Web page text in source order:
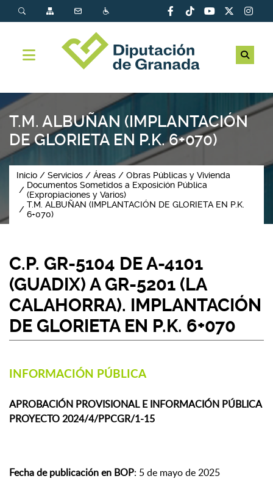
T.M. ALBUÑAN (IMPLANTACIÓN
DE GLORIETA EN P.K. 6+070)
Inicio Servicios Áreas
Obras Públicas y Vivienda
Documentos Sometidos a Exposición Pública
(Expropiaciones y Varios)
T.M. ALBUÑAN (IMPLANTACIÓN DE GLORIETA EN P.K.
6+070)
C.P. GR-5104 DE A-4101
(GUADIX) A GR-5201 (LA
CALAHORRA). IMPLANTACIÓN
DE GLORIETA EN P.K. 6+070
INFORMACIÓN PÚBLICA
APROBACIÓN PROVISIONAL E INFORMACIÓN PÚBLICA
PROYECTO 2024/4/PPCGR/1-15
Fecha de publicación en BOP: 5 de mayo de 2025